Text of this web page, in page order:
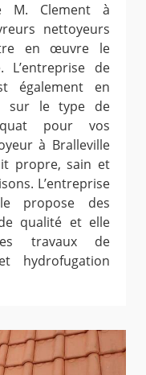
M. Clement à
nettoyeurs
en œuvre le
de
également en
sur le type de
pour vos
à Bralleville
propre, sain et
L’entreprise
propose des
qualité et elle
travaux de
hydrofugation